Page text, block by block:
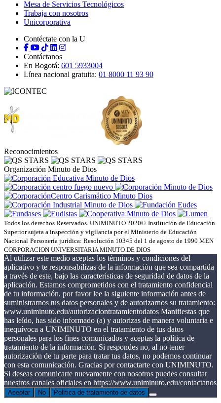
Mesa de Servicios Tecnológicos
Trabaja con nosotros
Unicorporativa
Contéctate con la U
Contáctanos
En Bogotá: 601 5933004
Línea nacional gratuita: 01 8000 11 93 90
Reconocimientos
Organización Minuto de Dios
Todos los derechos Reservados. UNIMINUTO 2020© Institución de Educación
Superior sujeta a inspección y vigilancia por el Ministerio de Educación
Nacional Personería jurídica: Resolución 10345 del 1 de agosto de 1990 MEN
CORPORACION UNIVERSITARIA MINUTO DE DIOS
Al utilizar este medio aceptas los términos y condiciones del
aplicativo y te responsabilizas de la información que sea compartida
a través de este, bajo las características de seguridad de datos de la
aplicación. Estamos comprometidos con el tratamiento confidencial
de tu información, por favor lee la siguiente información antes de
suministrarnos tus datos personales y de autorizarnos su tratamiento:
www.uniminuto.edu/autorizaciontratamientodatos Manifiestas que
has leído, has sido informado (a) y autorizas de manera voluntaria e
inequívoca a UNIMINUTO en el tratamiento de tus datos
personales para los fines comunicados y aceptas la política de
tratamiento de la información. Si respondes no, al no tener
autorización de tu parte para tratar tus datos, no podemos continuar
con esta comunicación. Gracias por contactarte con UNIMINUTO.
Si deseas comunicarte nuevamente con nosotros puedes consultar
nuestros canales oficiales en https://www.uniminuto.edu/contactanos
Aceptar No Política de tratamiento de datos